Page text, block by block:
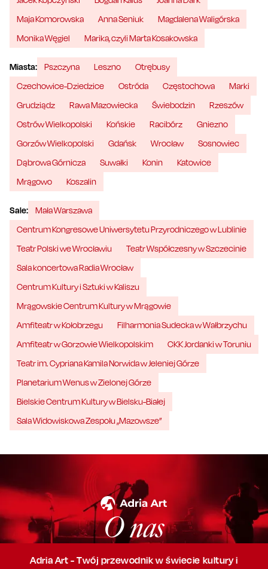
Maja Komorowska
Anna Seniuk
Magdalena Waligórska
Monika Węgiel
Marika, czyli Marta Kosakowska
Miasta: Pszczyna Leszno
Otrębusy
Czechowice-Dziedzice
Ostróda Częstochowa
Marki
Grudziądz
Rawa Mazowiecka Świebodzin
Rzeszów
Ostrów Wielkopolski
Końskie Racibórz
Gniezno
Gorzów Wielkopolski
Gdańsk Wrocław
Sosnowiec
Dąbrowa Górnicza
Suwałki Konin
Katowice
Mrągowo
Koszalin
Sale:
Mała Warszawa
Centrum Kongresowe Uniwersytetu Przyrodniczego w Lublinie
Teatr Polski we Wrocławiu
Teatr Współczesny w Szczecinie
Sala koncertowa Radia Wrocław
Centrum Kultury i Sztuki w Kaliszu
Mrągowskie Centrum Kultury w Mrągowie
Amfiteatr w Kołobrzegu
Filharmonia Sudecka w Wałbrzychu
Amfiteatr w Gorzowie Wielkopolskim
CKK Jordanki w Toruniu
Teatr im. Cypriana Kamila Norwida w Jeleniej Górze
Planetarium Wenus w Zielonej Górze
Bielskie Centrum Kultury w Bielsku-Białej
Sala Widowiskowa Zespołu „Mazowsze”
O nas
Adria Art - Twój przewodnik w świecie kultury i